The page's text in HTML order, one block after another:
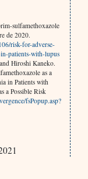
sulfamethoxazole
de 2020.
risk-for-adverse-
patients-with-lupus
Hiroshi Kaneko.
as a
in Patients with
a Possible Risk
fsPopup.asp?